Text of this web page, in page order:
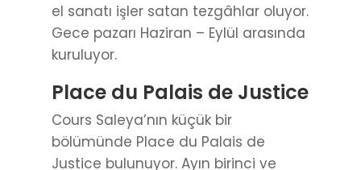
el sanatı işler satan tezgâhlar oluyor.
Gece pazarı Haziran – Eylül arasında
kuruluyor.
Place du Palais de Justice
Cours Saleya’nın küçük bir
bölümünde Place du Palais de
Justice bulunuyor. Ayın birinci ve